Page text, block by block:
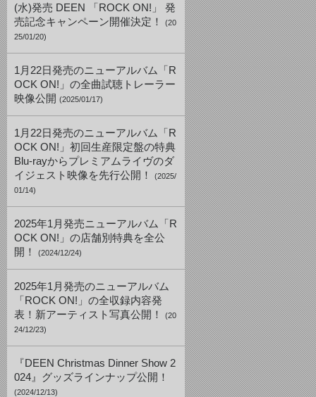
(水)発売 DEEN 「ROCK ON!」 発
売記念キャンペーン開催決定！
(20
25/01/20)
1月22日発売のニューアルバム「R
OCK ON!」の全曲試聴トレーラー
映像公開 (2025/01/17)
1月22日発売のニューアルバム「R
OCK ON!」初回生産限定盤の特典
Blu-rayからプレミアムライヴのダ
イジェスト映像を先行公開！
(2025/
01/14)
2025年1月発売ニューアルバム「R
OCK ON!」の店舗別特典を全公
開！
(2024/12/24)
2025年1月発売のニューアルバム
「ROCK ON!」の全収録内容発
表！新アーティスト写真公開！
(20
24/12/23)
『DEEN Christmas Dinner Show 2
024』グッズラインナップ公開！
(2024/12/13)